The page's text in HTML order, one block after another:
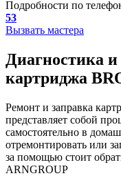
Подробности по
53
Вызвать мастера
Диагностика и
картриджа
Ремонт и заправка
представляет собой
самостоятельно в
отремонтировать или
за помощью стоит
ARNGROUP